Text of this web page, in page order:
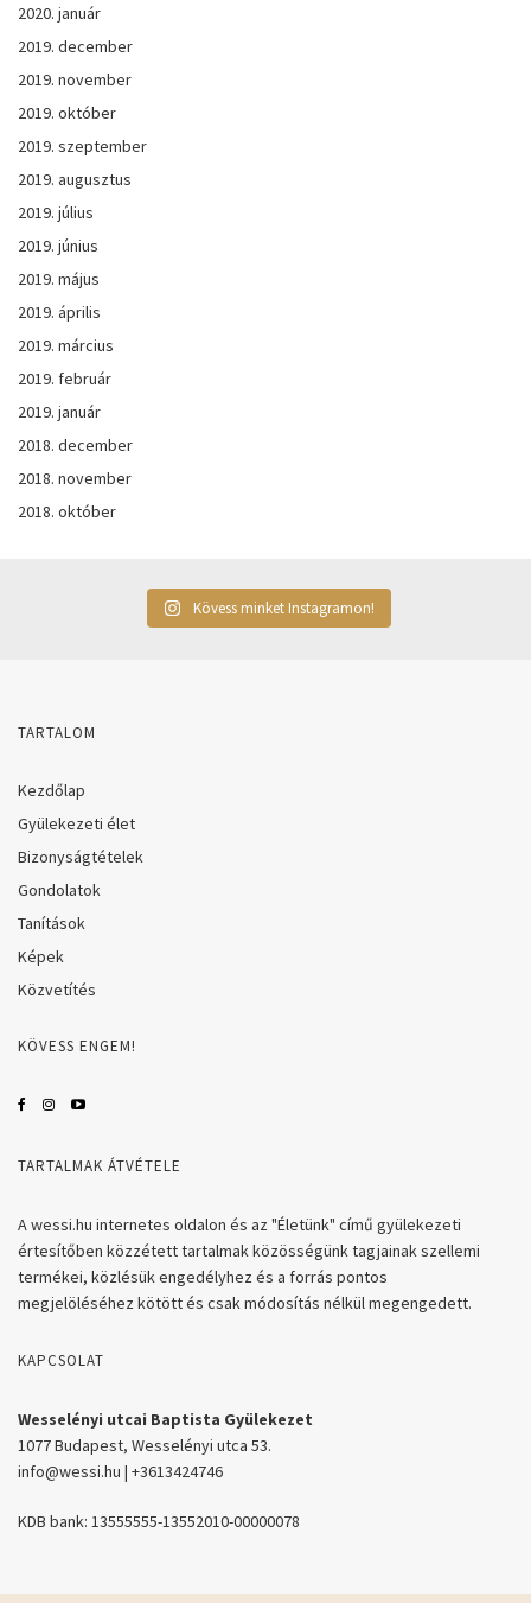
2020. január
2019. december
2019. november
2019. október
2019. szeptember
2019. augusztus
2019. július
2019. június
2019. május
2019. április
2019. március
2019. február
2019. január
2018. december
2018. november
2018. október
Kövess minket Instagramon!
TARTALOM
Kezdőlap
Gyülekezeti élet
Bizonyságtételek
Gondolatok
Tanítások
Képek
Közvetítés
KÖVESS ENGEM!
TARTALMAK ÁTVÉTELE
A wessi.hu internetes oldalon és az "Életünk" című gyülekezeti
értesítőben közzétett tartalmak közösségünk tagjainak szellemi
termékei, közlésük engedélyhez és a forrás pontos
megjelöléséhez kötött és csak módosítás nélkül megengedett.
KAPCSOLAT
Wesselényi utcai Baptista Gyülekezet
1077 Budapest, Wesselényi utca 53.
info@wessi.hu | +3613424746
KDB bank: 13555555-13552010-00000078